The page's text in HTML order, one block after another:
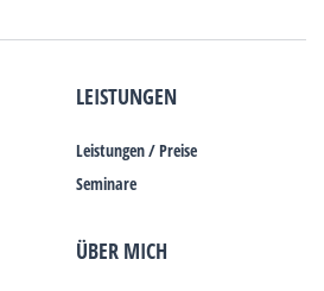
LEISTUNGEN
Leistungen / Preise
Seminare
ÜBER MICH